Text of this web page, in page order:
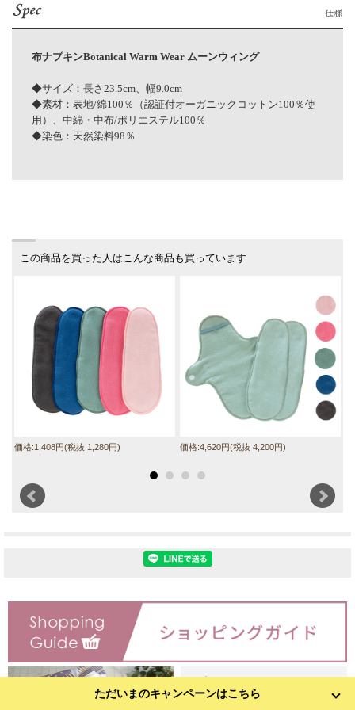
ただいまのキャンペーンはこちら
布ナプキンBotanical Warm Wear ムーンウィング
◆サイズ：長さ23.5cm、幅9.0cm
◆素材：表地/綿100％（認証付オーガニックコットン100％使
用）、中綿・中布/ポリエステル100％
◆染色：天然染料98％
この商品を買った人はこんな商品も買っています
価格:1,408円(税抜 1,280円) 価格:4,620円(税抜 4,200円)